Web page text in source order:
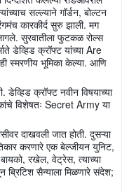
सल्ल्याने गॉर्डन, बोल्टन
कारकीर्द सुरु झाली. मग
सुरवातीला फुटकळ रोल्स
डेव्हिड क्रॉफ्ट यांच्या Are
स्मरणीय भूमिका केल्या. आणि
क्रॉफ्ट नवीन विषयाच्या
विशेषतः Secret Army या
दाखवली जात होती. दुसऱ्या
करणारे एक बेल्जीयन युनिट,
रखेल, वेट्रेस, त्याच्या
ब्रिटिश सैन्याला मिळणारे संदेश;